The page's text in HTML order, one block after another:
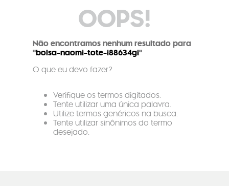
OOPS!
Não encontramos nenhum resultado para
"bolsa-naomi-tote-i88634gi"
O que eu devo fazer?
Verifique os termos digitados.
Tente utilizar uma única palavra.
Utilize termos genéricos na busca.
Tente utilizar sinônimos do termo
desejado.